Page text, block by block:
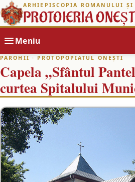
ARHIEPISCOPIA ROMANULUI ȘI
PROTOIERIA
Meniu
PAROHII · PROTOPOPIATUL ONEȘTI
Capela „Sfântul
curtea Spitalului